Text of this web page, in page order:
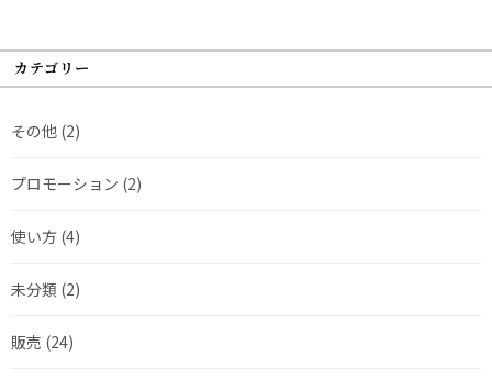
カテゴリー
その他 (2)
プロモーション (2)
使い方 (4)
未分類 (2)
販売 (24)